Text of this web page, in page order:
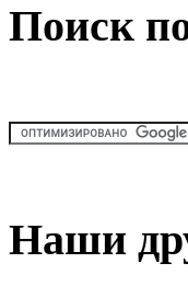
Поиск
Наши